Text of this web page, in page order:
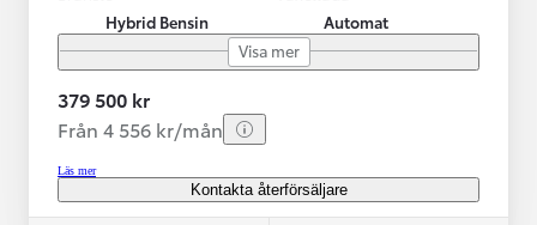
Hybrid Bensin
Automat
Visa mer
379 500 kr
Från 4 556 kr/mån
Läs mer
Kontakta återförsäljare